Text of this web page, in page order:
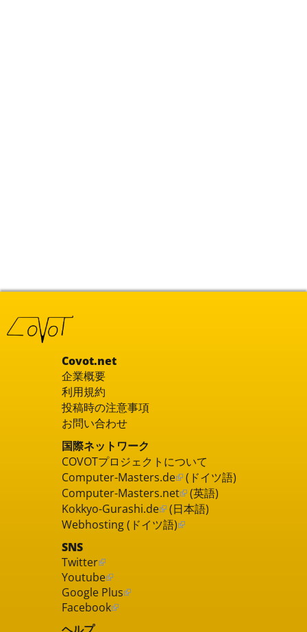
Covot.net
企業概要
利用規約
投稿時の注意事項
お問い合わせ
国際ネットワーク
COVOTプロジェクトについて
Computer-Masters.de (ドイツ語)
Computer-Masters.net (英語)
Kokkyo-Gurashi.de (日本語)
Webhosting (ドイツ語)
SNS
Twitter
Youtube
Google Plus
Facebook